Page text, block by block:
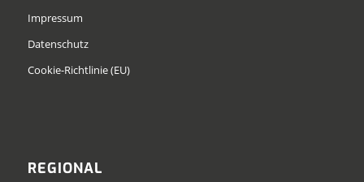
Impressum
Datenschutz
Cookie-Richtlinie (EU)
REGIONAL